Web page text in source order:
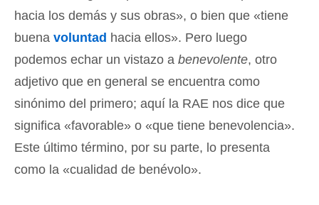
hacia los demás y sus obras», o bien que «tiene
buena voluntad hacia ellos». Pero luego
podemos echar un vistazo a benevolente, otro
adjetivo que en general se encuentra como
sinónimo del primero; aquí la RAE nos dice que
significa «favorable» o «que tiene benevolencia».
Este último término, por su parte, lo presenta
como la «cualidad de benévolo».